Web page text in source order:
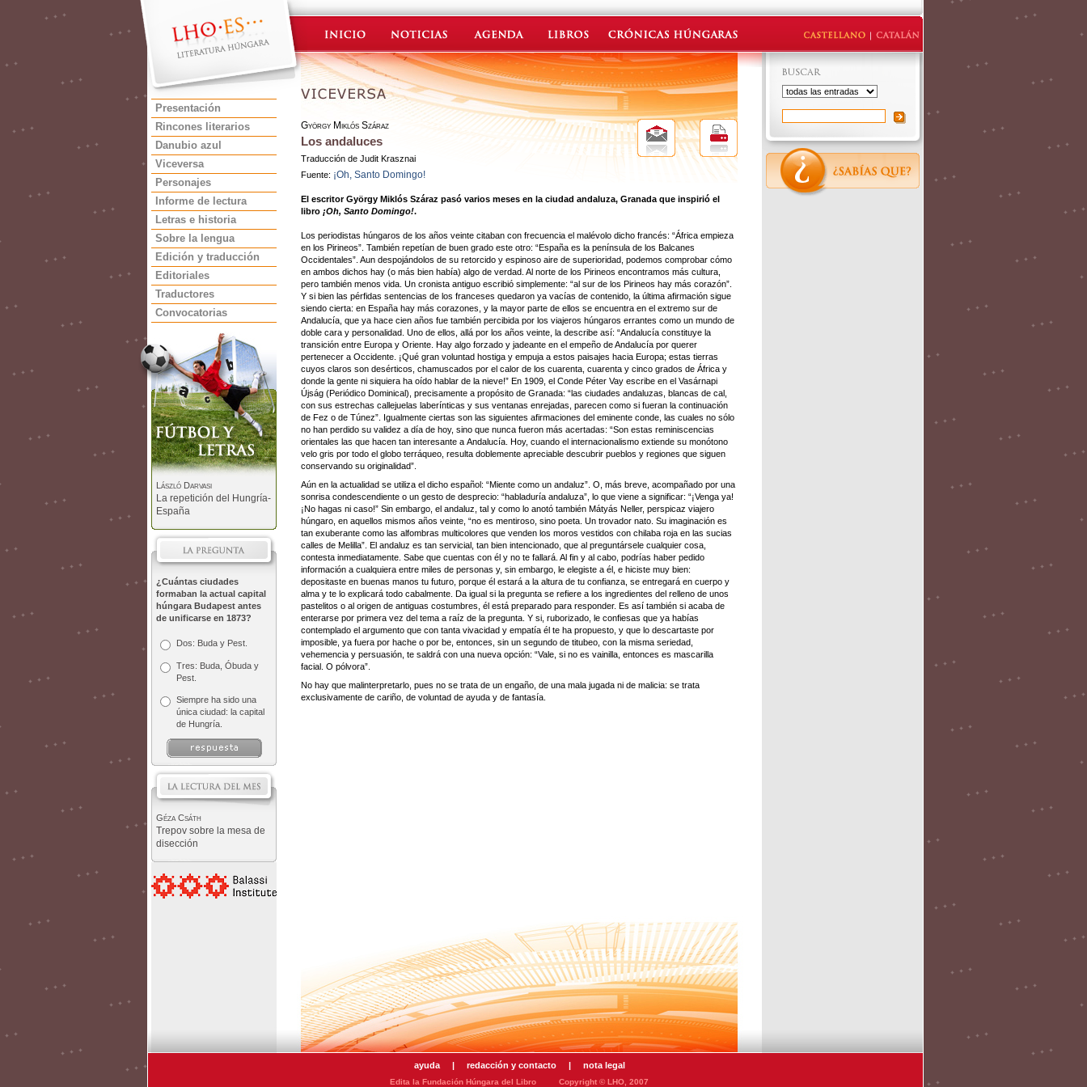
Presentación
Rincones literarios
Danubio azul
Viceversa
Personajes
Informe de lectura
Letras e historia
Sobre la lengua
Edición y traducción
Editoriales
Traductores
Convocatorias
László Darvasi
La repetición del Hungría-
España
¿Cuántas ciudades
formaban la actual capital
húngara Budapest antes
de unificarse en 1873?
Dos: Buda y Pest.
Tres: Buda, Óbuda y
Pest.
Siempre ha sido una
única ciudad: la capital
de Hungría.
Géza Csáth
Trepov sobre la mesa de
disección
György Miklós Száraz
Los andaluces
Traducción de Judit Krasznai
Fuente: ¡Oh, Santo Domingo!
El escritor György Miklós Száraz pasó varios meses en la ciudad andaluza, Granada que inspirió el
libro ¡Oh, Santo Domingo!.
Los periodistas húngaros de los años veinte citaban con frecuencia el malévolo dicho francés: “África empieza
en los Pirineos”. También repetían de buen grado este otro: “España es la península de los Balcanes
Occidentales”. Aun despojándolos de su retorcido y espinoso aire de superioridad, podemos comprobar cómo
en ambos dichos hay (o más bien había) algo de verdad. Al norte de los Pirineos encontramos más cultura,
pero también menos vida. Un cronista antiguo escribió simplemente: “al sur de los Pirineos hay más corazón”.
Y si bien las pérfidas sentencias de los franceses quedaron ya vacías de contenido, la última afirmación sigue
siendo cierta: en España hay más corazones, y la mayor parte de ellos se encuentra en el extremo sur de
Andalucía, que ya hace cien años fue también percibida por los viajeros húngaros errantes como un mundo de
doble cara y personalidad. Uno de ellos, allá por los años veinte, la describe así: “Andalucía constituye la
transición entre Europa y Oriente. Hay algo forzado y jadeante en el empeño de Andalucía por querer
pertenecer a Occidente. ¡Qué gran voluntad hostiga y empuja a estos paisajes hacia Europa; estas tierras
cuyos claros son desérticos, chamuscados por el calor de los cuarenta, cuarenta y cinco grados de África y
donde la gente ni siquiera ha oído hablar de la nieve!” En 1909, el Conde Péter Vay escribe en el Vasárnapi
Újság (Periódico Dominical), precisamente a propósito de Granada: “las ciudades andaluzas, blancas de cal,
con sus estrechas callejuelas laberínticas y sus ventanas enrejadas, parecen como si fueran la continuación
de Fez o de Túnez”. Igualmente ciertas son las siguientes afirmaciones del eminente conde, las cuales no sólo
no han perdido su validez a día de hoy, sino que nunca fueron más acertadas: “Son estas reminiscencias
orientales las que hacen tan interesante a Andalucía. Hoy, cuando el internacionalismo extiende su monótono
velo gris por todo el globo terráqueo, resulta doblemente apreciable descubrir pueblos y regiones que siguen
conservando su originalidad”.
Aún en la actualidad se utiliza el dicho español: “Miente como un andaluz”. O, más breve, acompañado por una
sonrisa condescendiente o un gesto de desprecio: “habladuría andaluza”, lo que viene a significar: “¡Venga ya!
¡No hagas ni caso!” Sin embargo, el andaluz, tal y como lo anotó también Mátyás Neller, perspicaz viajero
húngaro, en aquellos mismos años veinte, “no es mentiroso, sino poeta. Un trovador nato. Su imaginación es
tan exuberante como las alfombras multicolores que venden los moros vestidos con chilaba roja en las sucias
calles de Melilla”. El andaluz es tan servicial, tan bien intencionado, que al preguntársele cualquier cosa,
contesta inmediatamente. Sabe que cuentas con él y no te fallará. Al fin y al cabo, podrías haber pedido
información a cualquiera entre miles de personas y, sin embargo, le elegiste a él, e hiciste muy bien:
depositaste en buenas manos tu futuro, porque él estará a la altura de tu confianza, se entregará en cuerpo y
alma y te lo explicará todo cabalmente. Da igual si la pregunta se refiere a los ingredientes del relleno de unos
pastelitos o al origen de antiguas costumbres, él está preparado para responder. Es así también si acaba de
enterarse por primera vez del tema a raíz de la pregunta. Y si, ruborizado, le confiesas que ya habías
contemplado el argumento que con tanta vivacidad y empatía él te ha propuesto, y que lo descartaste por
imposible, ya fuera por hache o por be, entonces, sin un segundo de titubeo, con la misma seriedad,
vehemencia y persuasión, te saldrá con una nueva opción: “Vale, si no es vainilla, entonces es mascarilla
facial. O pólvora”.
No hay que malinterpretarlo, pues no se trata de un engaño, de una mala jugada ni de malicia: se trata
exclusivamente de cariño, de voluntad de ayuda y de fantasía.
ayuda | redacción y contacto | nota legal
Edita la Fundación Húngara del Libro Copyright © LHO, 2007